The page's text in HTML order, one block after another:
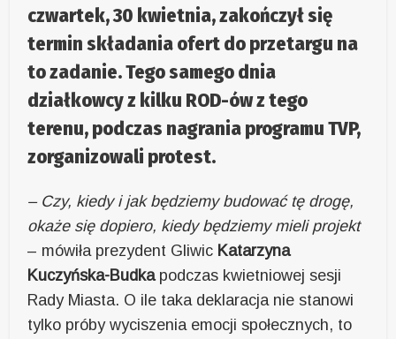
czwartek, 30 kwietnia, zakończył się
termin składania ofert do przetargu na
to zadanie. Tego samego dnia
działkowcy z kilku ROD-ów z tego
terenu, podczas nagrania programu TVP,
zorganizowali protest.
– Czy, kiedy i jak będziemy budować tę drogę,
okaże się dopiero, kiedy będziemy mieli projekt
– mówiła prezydent Gliwic Katarzyna
Kuczyńska-Budkapodczas kwietniowej sesji
Rady Miasta. O ile taka deklaracja nie stanowi
tylko próby wyciszenia emocji społecznych, to